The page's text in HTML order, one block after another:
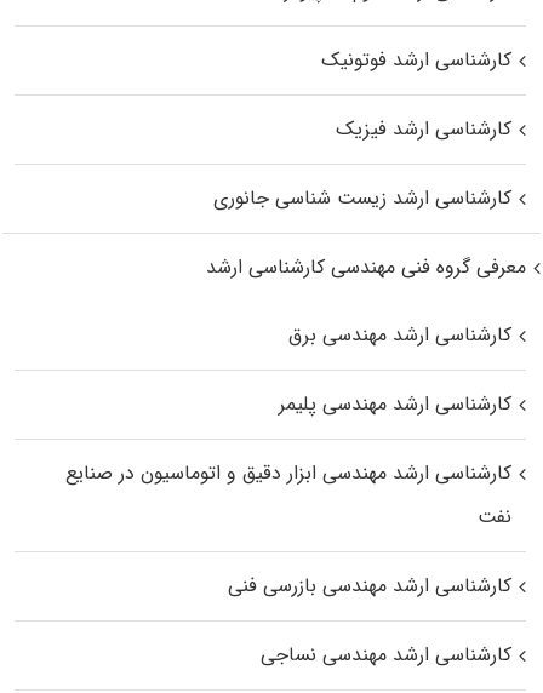
کارشناسی ارشد فوتونیک
کارشناسی ارشد فیزیک
کارشناسی ارشد زیست‌ شناسی جانوری
معرفی گروه فنی مهندسی کارشناسی ارشد
کارشناسی ارشد مهندسی برق
کارشناسی ارشد مهندسی پلیمر
کارشناسی ارشد مهندسی ابزار دقیق و اتوماسیون در صنایع
نفت
کارشناسی ارشد مهندسی بازرسی فنی
کارشناسی ارشد مهندسی نساجی